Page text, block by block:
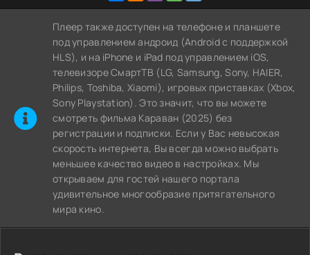
Плеер также доступен на телефоне и планшете
под управлением андроид (Android с поддержкой
HLS), и на iPhone и iPad под управлением iOS,
телевизоре СмартТВ (LG, Samsung, Sony, HAIER,
Philips, Toshiba, Xiaomi), игровых приставках (Xbox,
Sony Playstation). Это значит, что вы можете
cмотреть фильма Караван (2025) без
регистрации и подписки. Если у Вас невысокая
скорость интернета, Вы всегда можно выбрать
меньшее качество видео в настройках. Мы
открываем для гостей нашего портала
удивительное многообразие притягательного
мира кино.